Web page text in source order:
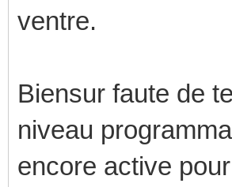
ventre.
Biensur faute de
niveau
encore active